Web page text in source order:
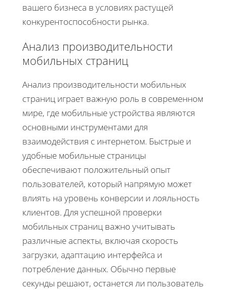
вашего бизнеса в условиях растущей
конкурентоспособности рынка.
Анализ производительности
мобильных страниц
Анализ производительности мобильных
страниц играет важную роль в современном
мире, где мобильные устройства являются
основными инструментами для
взаимодействия с интернетом. Быстрые и
удобные мобильные страницы
обеспечивают положительный опыт
пользователей, который напрямую может
влиять на уровень конверсии и лояльность
клиентов. Для успешной проверки
мобильных страниц важно учитывать
различные аспекты, включая скорость
загрузки, адаптацию интерфейса и
потребление данных. Обычно первые
секунды решают, останется ли пользователь